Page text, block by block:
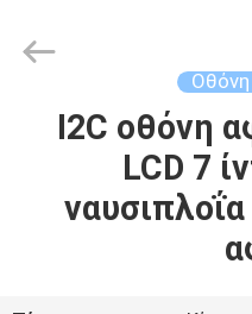
ΑΡΧΙΚΉ
Technology.
I2C οθόνη
LCD 7